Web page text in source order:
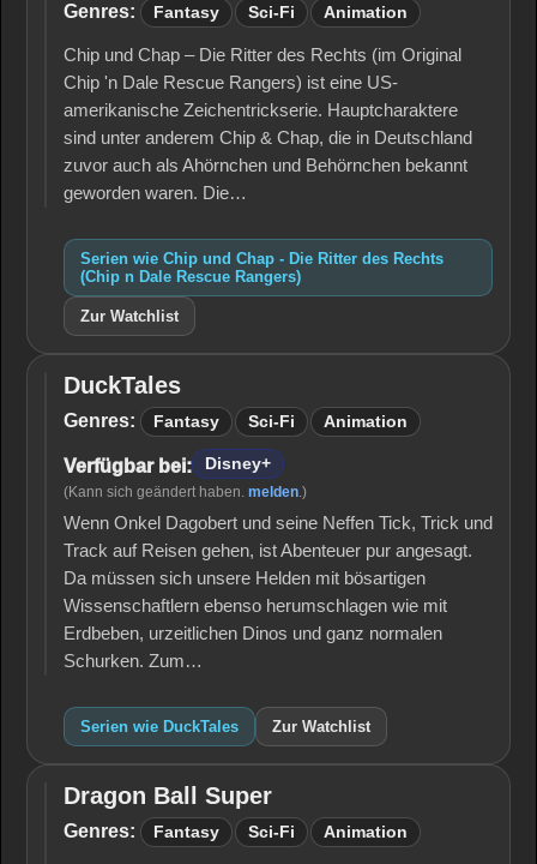
Ritter
des
Rechts
(Chip n
Dale
Rescue
Genres: Fantasy Sci-Fi Animation
Chip und Chap – Die Ritter des Rechts (im Original
Chip 'n Dale Rescue Rangers) ist eine US-
amerikanische Zeichentrickserie. Hauptcharaktere
sind unter anderem Chip & Chap, die in Deutschland
zuvor auch als Ahörnchen und Behörnchen bekannt
geworden waren. Die…
Serien wie Chip und Chap - Die Ritter des Rechts
(Chip n Dale Rescue Rangers)
Zur Watchlist
DuckTales
DuckTales
Genres: Fantasy Sci-Fi Animation
Verfügbar bei: Disney+
(Kann sich geändert haben. melden.)
Wenn Onkel Dagobert und seine Neffen Tick, Trick und
Track auf Reisen gehen, ist Abenteuer pur angesagt.
Da müssen sich unsere Helden mit bösartigen
Wissenschaftlern ebenso herumschlagen wie mit
Erdbeben, urzeitlichen Dinos und ganz normalen
Schurken. Zum…
Serien wie DuckTales Zur Watchlist
Dragon
Ball
Dragon Ball Super
Genres: Fantasy Sci-Fi Animation